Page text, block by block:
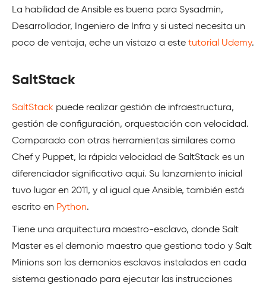
La habilidad de Ansible es buena para Sysadmin,
Desarrollador, Ingeniero de Infra y si usted necesita un
poco de ventaja, eche un vistazo a este tutorial Udemy.
SaltStack
SaltStack puede realizar gestión de infraestructura,
gestión de configuración, orquestación con velocidad.
Comparado con otras herramientas similares como
Chef y Puppet, la rápida velocidad de SaltStack es un
diferenciador significativo aquí. Su lanzamiento inicial
tuvo lugar en 2011, y al igual que Ansible, también está
escrito en Python.
Tiene una arquitectura maestro-esclavo, donde Salt
Master es el demonio maestro que gestiona todo y Salt
Minions son los demonios esclavos instalados en cada
sistema gestionado para ejecutar las instrucciones